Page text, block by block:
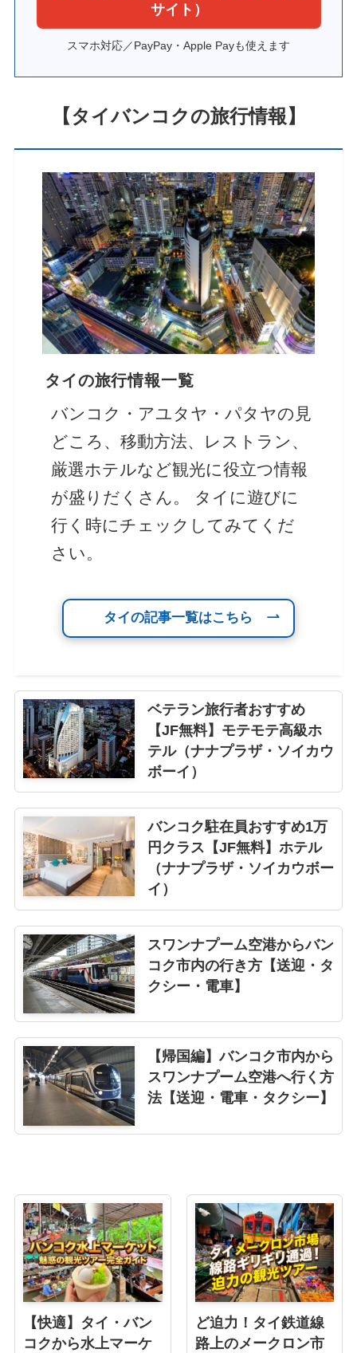
サイト）
スマホ対応／PayPay・Apple Payも使えます
【タイバンコクの旅行情報】
タイの旅行情報一覧
バンコク・アユタヤ・パタヤの見
どころ、移動方法、レストラン、
厳選ホテルなど観光に役立つ情報
が盛りだくさん。 タイに遊びに
行く時にチェックしてみてくだ
さい。
タイの記事一覧はこちら
ベテラン旅行者おすすめ
【JF無料】モテモテ高級ホ
テル（ナナプラザ・ソイカウ
ボーイ）
バンコク駐在員おすすめ1万
円クラス【JF無料】ホテル
（ナナプラザ・ソイカウボー
イ）
スワンナプーム空港からバン
コク市内の行き方【送迎・タ
クシー・電車】
【帰国編】バンコク市内から
スワンナプーム空港へ行く方
法【送迎・電車・タクシー】
【快適】タイ・バン
コクから水上マーケ
ど迫力！タイ鉄道線
路上のメークロン市